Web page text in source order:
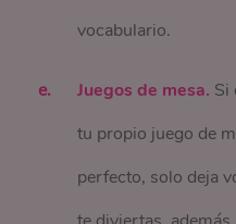
vocabulario.
Juegos de mesa. Si
tu propio juego de
perfecto, solo deja